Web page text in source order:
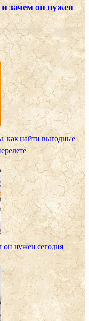
зачем он нужен
как найти выгодные
он нужен сегодня